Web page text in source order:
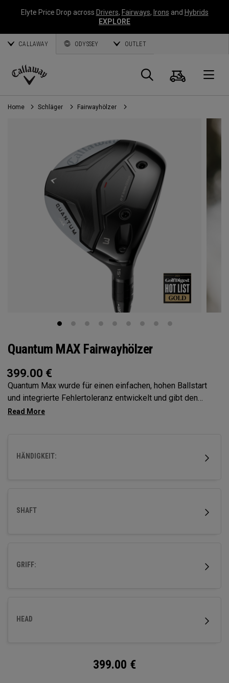
Elyte Price Drop across Drivers, Fairways, Irons and Hybrids
EXPLORE
CALLAWAY ODYSSEY OUTLET
Callaway
Golf
Suche
Home Schläger Fairwayhölzer
Quantum MAX Fairwayhölzer
399.00 €
Quantum Max wurde für einen einfachen, hohen Ballstart
und integrierte Fehlertoleranz entwickelt und gibt den
Spielern so mehr Selbstvertrauen bei jedem Schlag. Sein
HÄNDIGKEIT:
SHAFT
GRIFF:
HEAD
399.00 €